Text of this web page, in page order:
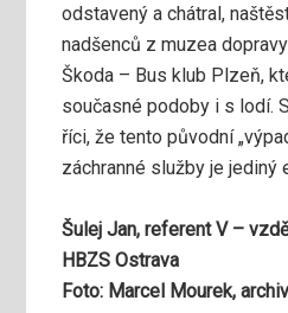
odstavený a chátral,
nadšenců z muzea
Škoda – Bus klub Plzeň,
současné podoby i s lodí.
říci, že tento původní
záchranné služby je jediný
Šulej Jan, referent V –
HBZS Ostrava
Foto: Marcel Mourek,